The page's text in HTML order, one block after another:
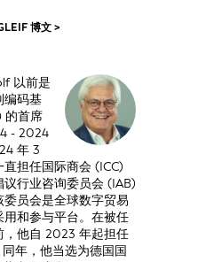
博文 >
以前是
编码基
的首席
- 2024
年 3
直担任国际商会 (ICC)
议行业咨询委员会 (IAB)
员会是全球数字贸易
用和参与平台。在被任
，他自 2023 年起担任
年，他当选为德国国